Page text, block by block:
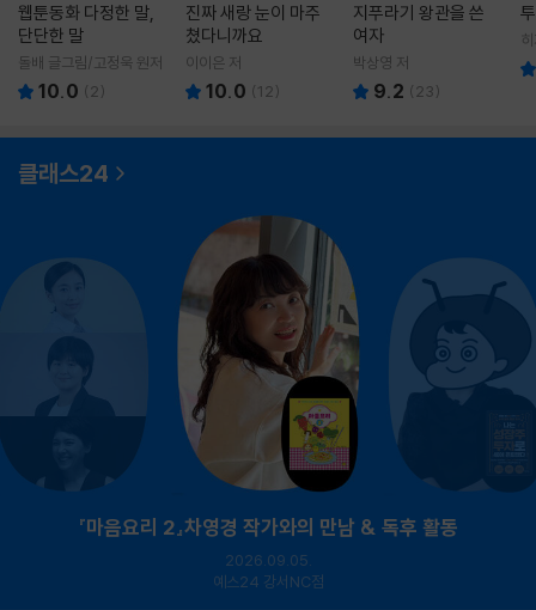
웹툰동화 다정한 말,
단단한 말
돌배 글그림/고정욱 원저
10.0 ( 2)
진짜 새랑 눈이 마주
쳤다니까요
이이은 저
10.0 (12)
지푸라기 왕관을 쓴
여자
박상영 저
9.2 ( 23)
클래스24
『마음요리 2』차영경 작가와의 만남 & 독후 활동
2026.09.05.
예스24 강서NC점